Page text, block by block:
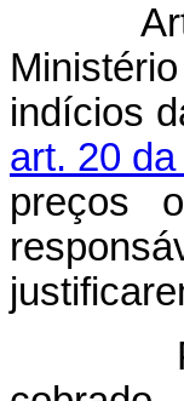
indícios
art. 20
preços